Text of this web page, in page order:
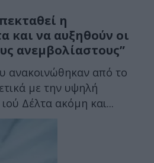
η
και να αυξηθούν οι
ανεμβολίαστους”
ανακοινώθηκαν από το
με την υψηλή
Δέλτα ακόμη και...